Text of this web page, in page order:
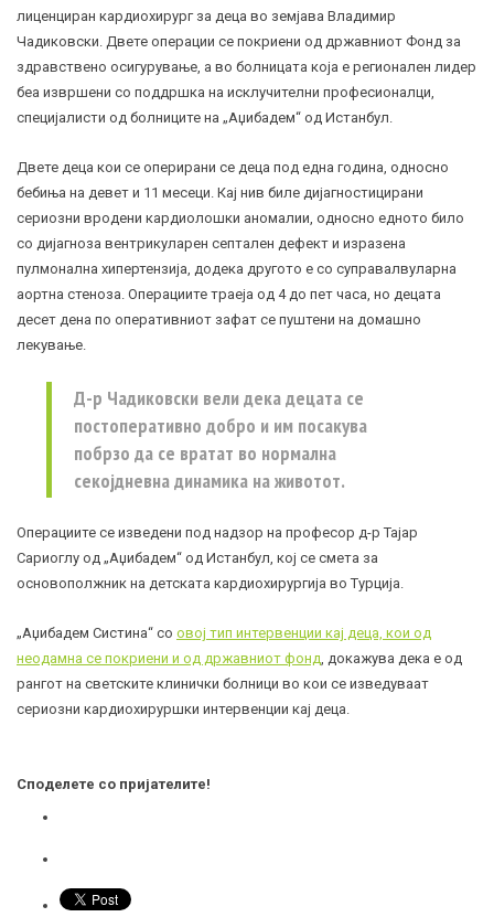
лиценциран кардиохирург за деца во земјава Владимир
Чадиковски. Двете операции се покриени од државниот Фонд за
здравствено осигурување, а во болницата која е регионален лидер
беа извршени со поддршка на исклучителни професионалци,
специјалисти од болниците на „Аџибадем“ од Истанбул.
Двете деца кои се оперирани се деца под една година, односно
бебиња на девет и 11 месеци. Кај нив биле дијагностицирани
сериозни вродени кардиолошки аномалии, односно едното било
со дијагноза вентрикуларен септален дефект и изразена
пулмонална хипертензија, додека другото е со суправалвуларна
аортна стеноза. Операциите траеја од 4 до пет часа, но децата
десет дена по оперативниот зафат се пуштени на домашно
лекување.
Д-р Чадиковски вели дека децата се
постоперативно добро и им посакува
побрзо да се вратат во нормална
секојдневна динамика на животот.
Операциите се изведени под надзор на професор д-р Тајар
Сариоглу од „Аџибадем“ од Истанбул, кој се смета за
основополжник на детската кардиохирургија во Турција.
„Аџибадем Систина“ со овој тип интервенции кај деца, кои од
неодамна се покриени и од државниот фонд , докажува дека е од
рангот на светските клинички болници во кои се изведуваат
сериозни кардиохируршки интервенции кај деца.
Споделете со пријателите!